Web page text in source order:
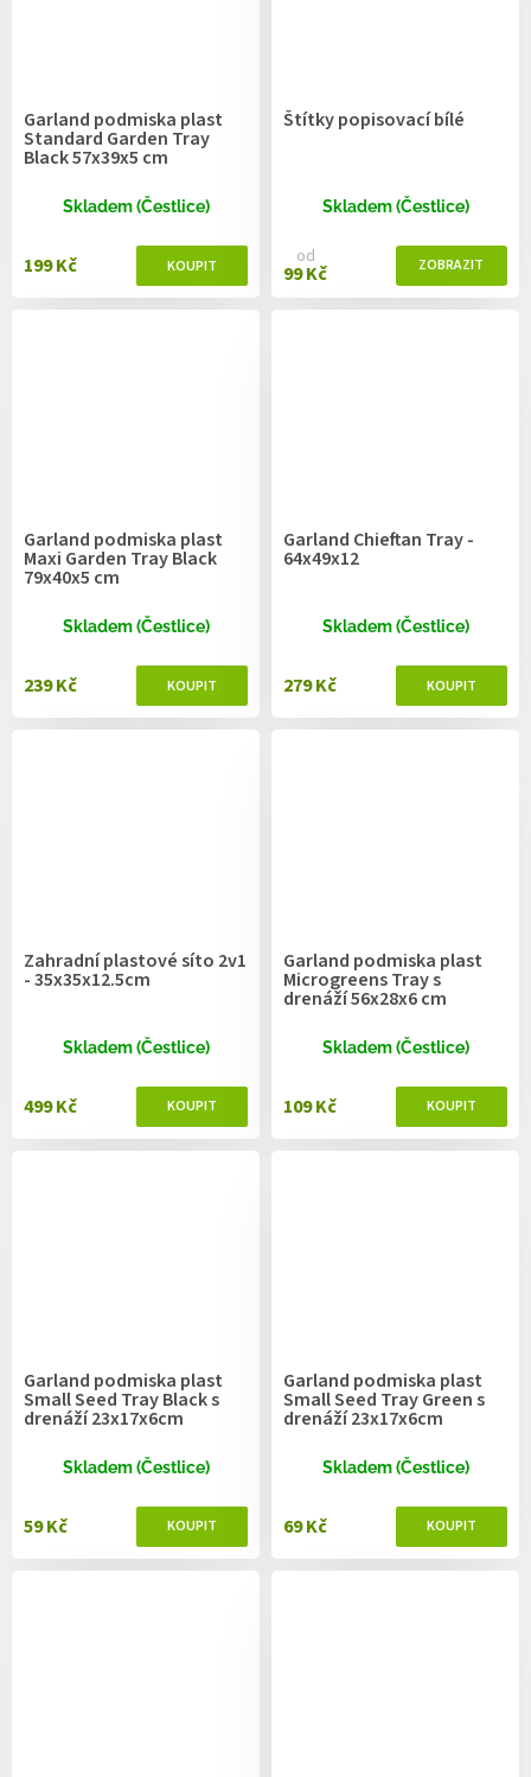
Garland podmiska plast
Standard Garden Tray
Black 57x39x5 cm
Skladem (Čestlice)
199 Kč
Štítky popisovací bílé
Skladem (Čestlice)
od
99 Kč
Garland podmiska plast
Maxi Garden Tray Black
79x40x5 cm
Skladem (Čestlice)
239 Kč
Garland Chieftan Tray -
64x49x12
Skladem (Čestlice)
279 Kč
Zahradní plastové síto 2v1
- 35x35x12.5cm
Skladem (Čestlice)
499 Kč
Garland podmiska plast
Microgreens Tray s
drenáží 56x28x6 cm
Skladem (Čestlice)
109 Kč
Garland podmiska plast
Small Seed Tray Black s
drenáží 23x17x6cm
Skladem (Čestlice)
59 Kč
Garland podmiska plast
Small Seed Tray Green s
drenáží 23x17x6cm
Skladem (Čestlice)
69 Kč